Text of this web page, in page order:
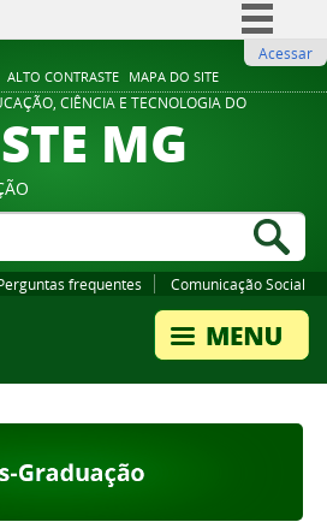
ALTO CONTRASTE MAPA DO SITE
Comunica BR
Participe
Legislação
Acessar
CIÊNCIA E TECNOLOGIA DO
MG
frequentes Comunicação Social